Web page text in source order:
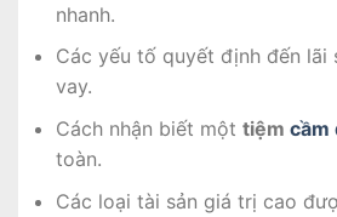
nhanh.
Các yếu tố quyết định đến lãi
vay.
Cách nhận biết một tiệm cầm
toàn.
Các loại tài sản giá trị cao